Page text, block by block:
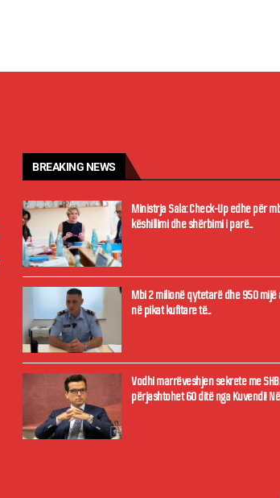
BREAKING NEWS
Ministrja Sala: Check-Up edhe për
këshillimi dhe shërbimi i parë...
Mbi 2 milionë qytetarë dhe 950
në pikat kufitare të...
Vodhi marrëveshjen sekrete me
përjashtohet 60 ditë nga Kuvendi! Në